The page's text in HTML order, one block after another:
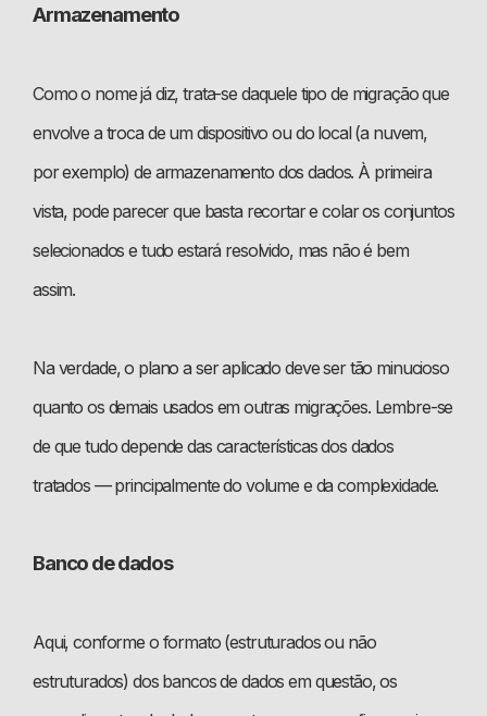
Armazenamento
Como o nome já diz, trata-se daquele tipo de migração que
envolve a troca de um dispositivo ou do local (a nuvem,
por exemplo) de armazenamento dos dados. À primeira
vista, pode parecer que basta recortar e colar os conjuntos
selecionados e tudo estará resolvido, mas não é bem
assim.
Na verdade, o plano a ser aplicado deve ser tão minucioso
quanto os demais usados em outras migrações. Lembre-se
de que tudo depende das características dos dados
tratados — principalmente do volume e da complexidade.
Banco de dados
Aqui, conforme o formato (estruturados ou não
estruturados) dos bancos de dados em questão, os